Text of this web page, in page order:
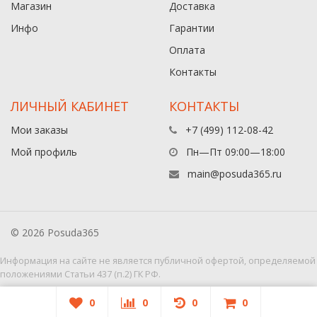
Магазин
Инфо
Доставка
Гарантии
Оплата
Контакты
ЛИЧНЫЙ КАБИНЕТ
Мои заказы
Мой профиль
КОНТАКТЫ
+7 (499) 112-08-42
Пн—Пт 09:00—18:00
main@posuda365.ru
© 2026 Posuda365
Информация на сайте не является публичной офертой, определяемой
положениями Статьи 437 (п.2) ГК РФ.
0 0 0 0